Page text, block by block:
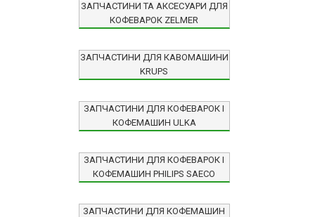
ЗАПЧАСТИНИ ТА АКСЕСУАРИ ДЛЯ
КОФЕВАРОК ZELMER
ЗАПЧАСТИНИ ДЛЯ КАВОМАШИНИ
KRUPS
ЗАПЧАСТИНИ ДЛЯ КОФЕВАРОК І
КОФЕМАШИН ULKA
ЗАПЧАСТИНИ ДЛЯ КОФЕВАРОК І
КОФЕМАШИН PHILIPS SAECO
ЗАПЧАСТИНИ ДЛЯ КОФЕМАШИН